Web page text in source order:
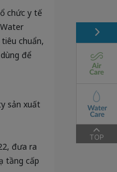
chức y tế
chuẩn,
để
sản xuất
đưa ra
tầng cấp
TOP